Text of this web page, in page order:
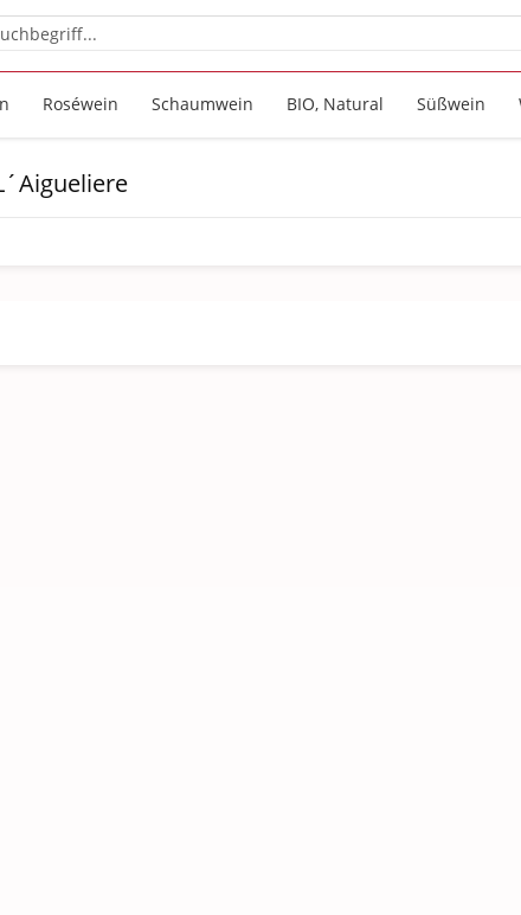
Roséwein Schaumwein BIO, Natural Süßwein